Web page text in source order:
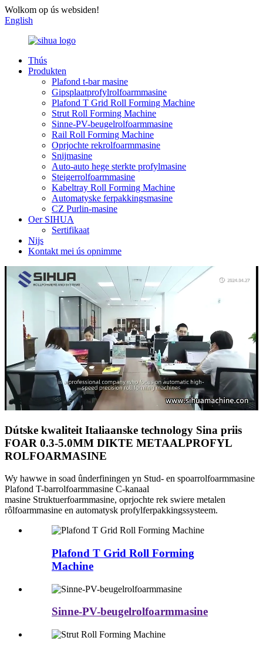
Wolkom op ús websiden!
English
Thús
Produkten
Plafond t-bar masine
Gipsplaatprofylrolfoarmmasine
Plafond T Grid Roll Forming Machine
Strut Roll Forming Machine
Sinne-PV-beugelrolfoarmmasine
Rail Roll Forming Machine
Oprjochte rekrolfoarmmasine
Snijmasine
Auto-auto hege sterkte profylmasine
Steigerrolfoarmmasine
Kabeltray Roll Forming Machine
Automatyske ferpakkingsmasine
CZ Purlin-masine
Oer SIHUA
Sertifikaat
Nijs
Kontakt mei ús opnimme
Dútske kwaliteit Italiaanske technology Sina priis
FOAR 0.3-5.0MM DIKTE METAALPROFYL
ROLFOARMASINE
Wy hawwe in soad ûnderfiningen yn Stud- en spoarrolfoarmmasine
Plafond T-barrolfoarmmasine C-kanaal
masine Struktuerfoarmmasine, oprjochte rek swiere metalen
rôlfoarmmasine en automatysk profylferpakkingssysteem.
Plafond T Grid Roll Forming
Machine
Sinne-PV-beugelrolfoarmmasine